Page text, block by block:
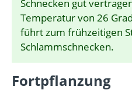
Schnecken gut
Temperatur von 26
führt zum frühzeitigen
Schlammschnecken.
Fortpflanzung